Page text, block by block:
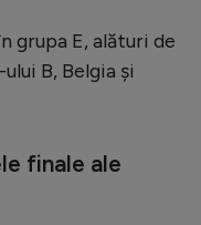
grupa E, alături de
B, Belgia și
finale ale